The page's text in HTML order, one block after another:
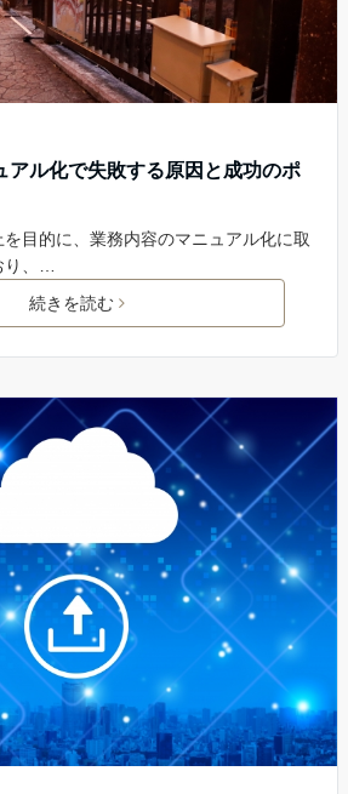
アル化で失敗する原因と成功のポ
目的に、業務内容のマニュアル化に取
り、…
続きを読む